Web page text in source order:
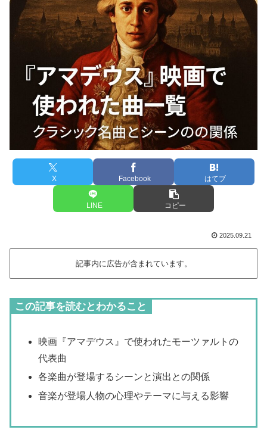
X Facebook はてブ
LINE コピー
2025.09.21
記事内に広告が含まれています。
この記事を読むとわかること
映画『アマデウス』で使われたモーツァルトの
代表曲
各楽曲が登場するシーンと演出との関係
音楽が登場人物の心理やテーマに与える影響